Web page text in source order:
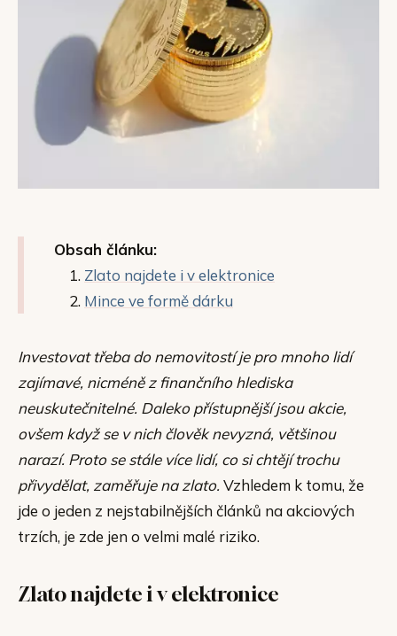
Obsah článku:
Zlato najdete i v elektronice
Mince ve formě dárku
Investovat třeba do nemovitostí je pro mnoho lidí
zajímavé, nicméně z finančního hlediska
neuskutečnitelné. Daleko přístupnější jsou akcie,
ovšem když se v nich člověk nevyzná, většinou
narazí. Proto se stále více lidí, co si chtějí trochu
přivydělat, zaměřuje na zlato.Vzhledem k tomu, že
jde o jeden z nejstabilnějších článků na akciových
trzích, je zde jen o velmi malé riziko.
Zlato najdete i v elektronice